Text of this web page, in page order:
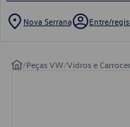
Nova Serrana Entre/
/Peças VW/Vidros e